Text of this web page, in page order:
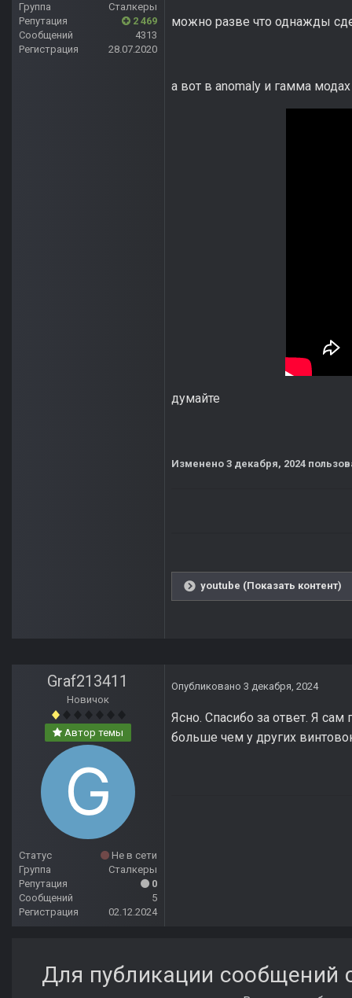
Группа
Сталкеры
Репутация
2 469
Сообщений
4313
Регистрация
28.07.2020
можно разве что однажды
а вот в anomaly и гамма модах
думайте
Изменено 3 декабря, 2024
youtube (Показать контент)
Graf213411
Новичок
Автор темы
Статус
Не в сети
Группа
Сталкеры
Репутация
0
Сообщений
5
Регистрация
02.12.2024
Опубликовано 3 декабря, 2024
Ясно. Спасибо за ответ. Я
больше чем у других
Для публикации сообщений